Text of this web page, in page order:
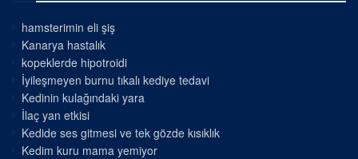
hamsterimin eli şiş
Kanarya hastalık
kopeklerde hipotroidi
İyileşmeyen burnu tıkalı kediye tedavi
Kedinin kulağındaki yara
İlaç yan etkisi
Kedide ses gitmesi ve tek gözde kısıklık
Kedim kuru mama yemiyor